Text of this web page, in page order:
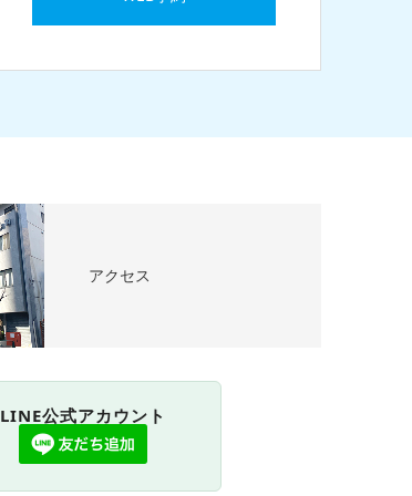
アクセス
LINE公式アカウント